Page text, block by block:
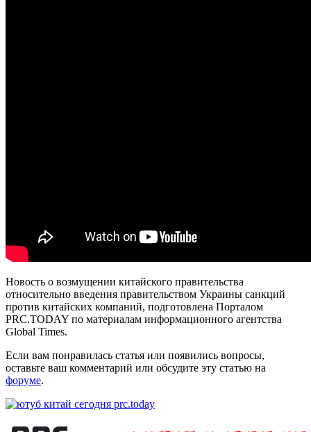
Новость о возмущении китайского правительства
относительно введения правительством Украины санкций
против китайских компаний, подготовлена Порталом
PRC.TODAY по материалам информационного агентства
Global Times.
Если вам понравилась статья или появились вопросы,
оставьте ваш комментарий или обсудите эту статью на
форуме.